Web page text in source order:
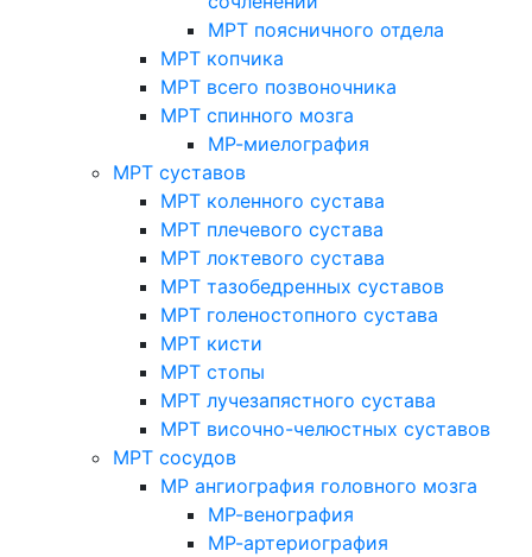
МРТ поясничного отдела
МРТ копчика
МРТ всего позвоночника
МРТ спинного мозга
МР-миелография
МРТ суставов
МРТ коленного сустава
МРТ плечевого сустава
МРТ локтевого сустава
МРТ тазобедренных суставов
МРТ голеностопного сустава
МРТ кисти
МРТ стопы
МРТ лучезапястного сустава
МРТ височно-челюстных суставов
МРТ сосудов
МР ангиография головного мозга
МР-венография
МР-артериография